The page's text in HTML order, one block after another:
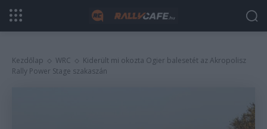
Kezdőlap WRC
Kiderült mi okozta Ogier balesetét az Akropolisz
Rally Power Stage szakaszán